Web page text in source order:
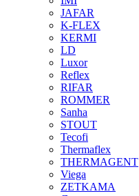
JAFAR
K-FLEX
KERMI
LD
Luxor
Reflex
RIFAR
ROMMER
Sanha
STOUT
Tecofi
Thermaflex
THERMAGENT
Viega
ZETKAMA